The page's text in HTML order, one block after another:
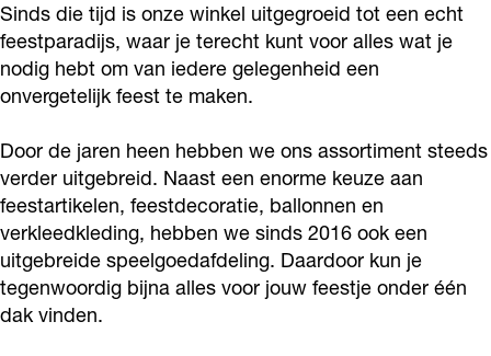
-
h
p
s
t
-
h
o
p
e
s
t
S
h
o
-
S
h
p
n
n
e
s
F
e
e
s
t
Sinds die tijd is onze winkel uitgegroeid tot een echt
feestparadijs, waar je terecht kunt voor alles wat je
nodig hebt om van iedere gelegenheid een
onvergetelijk feest te maken.
Door de jaren heen hebben we ons assortiment steeds
verder uitgebreid. Naast een enorme keuze aan
feestartikelen, feestdecoratie, ballonnen en
verkleedkleding, hebben we sinds 2016 ook een
uitgebreide speelgoedafdeling. Daardoor kun je
tegenwoordig bijna alles voor jouw feestje onder één
dak vinden.